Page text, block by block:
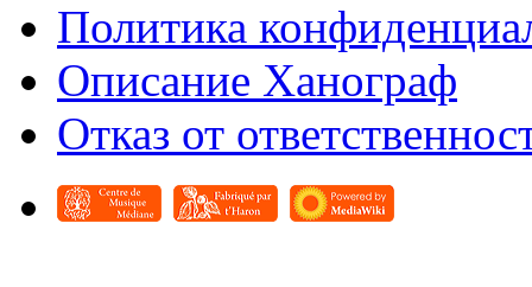
Политика
Описание Ханограф
Отказ от